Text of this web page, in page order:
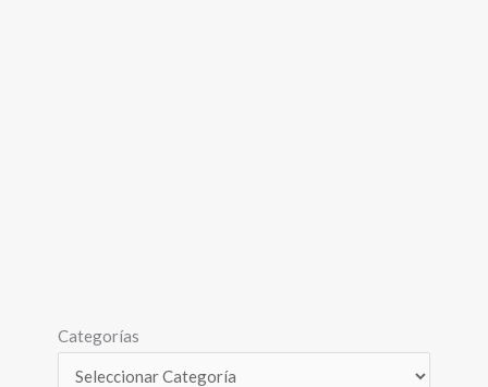
Categorías